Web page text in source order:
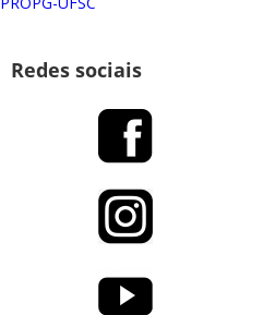
Redes sociais